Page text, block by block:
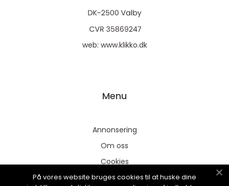
web: www.klikko.dk
Menu
Annonsering
Om oss
Cookies
Kontakta oss
På vores website bruges cookies til at huske dine